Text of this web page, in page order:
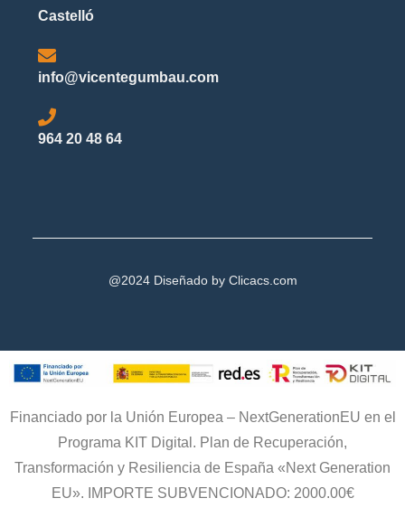
Castelló
info@vicentegumbau.com
964 20 48 64
@2024 Diseñado by Clicacs.com
Financiado por la Unión Europea – NextGenerationEU en el
Programa KIT Digital. Plan de Recuperación,
Transformación y Resiliencia de España «Next Generation
EU». IMPORTE SUBVENCIONADO: 2000.00€